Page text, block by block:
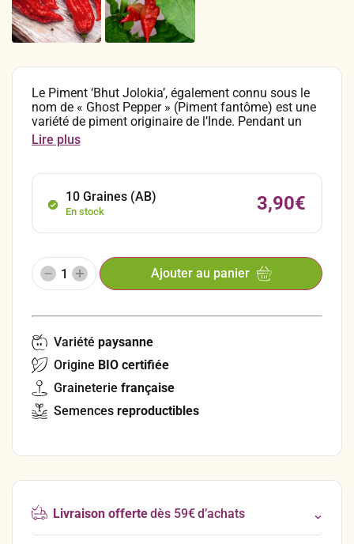
Le Piment ‘Bhut Jolokia’, également connu sous le
nom de « Ghost Pepper » (Piment fantôme) est une
variété de piment originaire de l’Inde. Pendant un
temps, il a détenu le titre du piment le plus fort au
monde, avec une notation impressionnante d’1
été battu en 2006. Cultivé principalement dans la
région de l’Assam, au nord-est de l’Inde, on le trouve
également dans les États voisins du Nagaland et du
Lire plus
10 Graines (AB)
En stock 3,90€
Ajouter au panier
Variété paysanne
Origine BIO certifiée
Graineterie française
Semences reproductibles
Livraison offertedès 59€ d’achats